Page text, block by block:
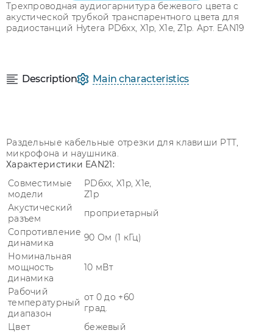
Трехпроводная аудиогарнитура бежевого цвета с
акустической трубкой транспарентного цвета для
радиостанций Hytera PD6xx, X1p, X1e, Z1p. Арт. EAN19
Description Main characteristics
Раздельные кабельные отрезки для клавиши PTT,
микрофона и наушника.
Характеристики EAN21:
Совместимые
модели
PD6xx, X1p, X1e,
Z1p
Акустический
разъем
проприетарный
Сопротивление
динамика
90 Ом (1 кГц)
Номинальная
мощность
динамика
10 мВт
Рабочий
температурный
диапазон
от 0 до +60
град.
Цвет
бежевый